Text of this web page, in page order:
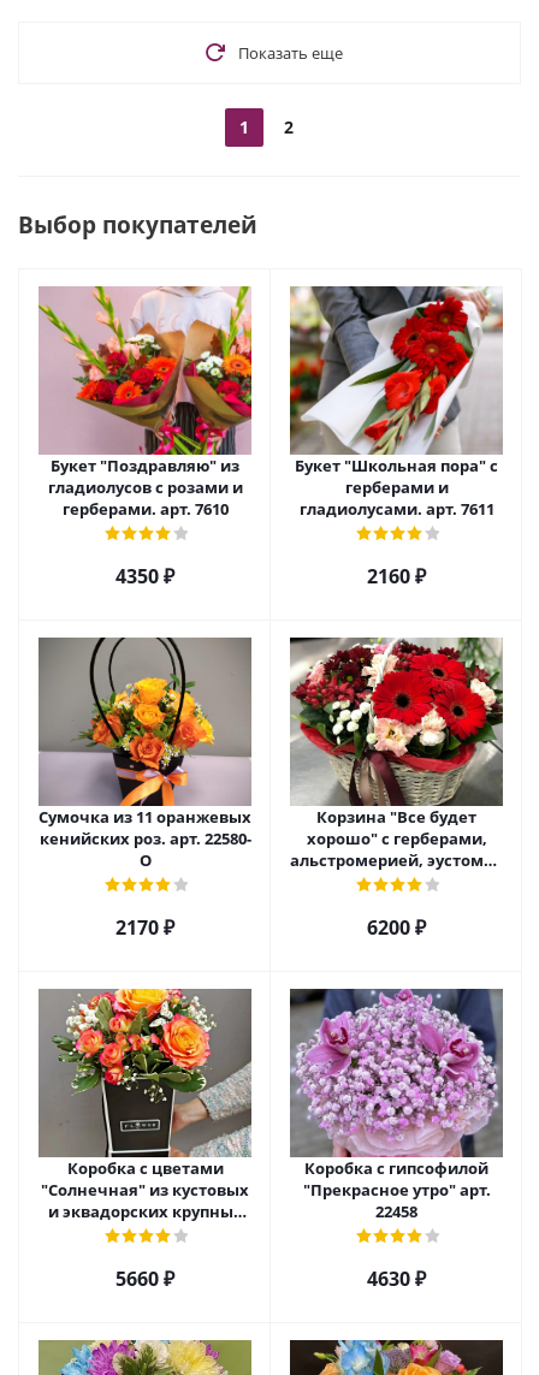
Показать еще
1 2
Выбор покупателей
Букет "Поздравляю" из
гладиолусов с розами и
герберами. арт. 7610
4350 ₽
Букет "Школьная пора" с
герберами и
гладиолусами. арт. 7611
2160 ₽
Сумочка из 11 оранжевых
кенийских роз. арт. 22580-
О
2170 ₽
Корзина "Все будет
хорошо" с герберами,
альстромерией, эустомой
и хризантемой арт. 22461
6200 ₽
Коробка с цветами
"Солнечная" из кустовых
и эквадорских крупных
роз с гипсофилой арт.
5660 ₽
Коробка с гипсофилой
"Прекрасное утро" арт.
22458
4630 ₽